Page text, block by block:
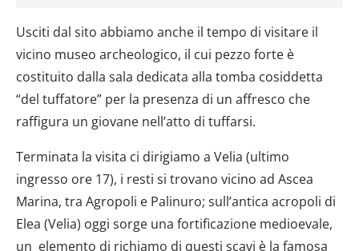
Usciti dal sito abbiamo anche il tempo di visitare il
vicino museo archeologico, il cui pezzo forte è
costituito dalla sala dedicata alla tomba cosiddetta
“del tuffatore” per la presenza di un affresco che
raffigura un giovane nell’atto di tuffarsi.
Terminata la visita ci dirigiamo a Velia (ultimo
ingresso ore 17), i resti si trovano vicino ad Ascea
Marina, tra Agropoli e Palinuro; sull’antica acropoli di
Elea (Velia) oggi sorge una fortificazione medioevale,
un elemento di richiamo di questi scavi è la famosa